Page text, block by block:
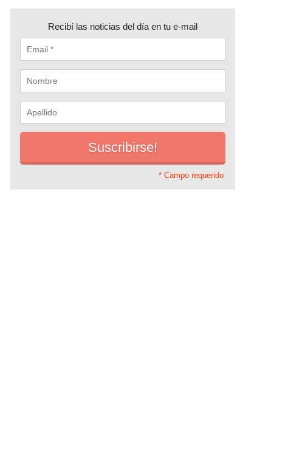
Recibí las noticias del día en tu e-mail
* Campo requerido